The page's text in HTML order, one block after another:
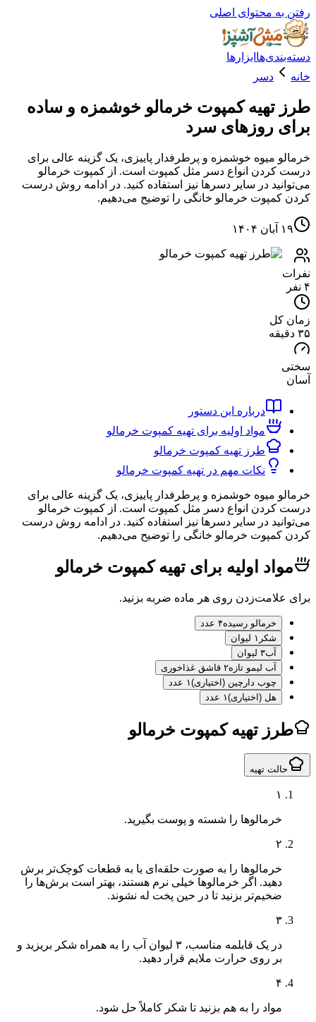
محتوای اصلی
ابزارها
دسر
کمپوت خرمالو خوشمزه و ساده
روزهای سرد
میوه خوشمزه و پرطرفدار پاییزی، یک گزینه عالی برای
انواع دسر مثل کمپوت است. از کمپوت خرمالو
در سایر دسرها نیز استفاده کنید. در ادامه روش درست
خرمالو خانگی را توضیح می‌دهیم.
درباره این دستور
مواد اولیه برای تهیه کمپوت خرمالو
طرز تهیه کمپوت خرمالو
نکات مهم در تهیه کمپوت خرمالو
میوه خوشمزه و پرطرفدار پاییزی، یک گزینه عالی برای
انواع دسر مثل کمپوت است. از کمپوت خرمالو
در سایر دسرها نیز استفاده کنید. در ادامه روش درست
خرمالو خانگی را توضیح می‌دهیم.
اولیه برای تهیه کمپوت خرمالو
روی هر ماده ضربه بزنید.
خرمالو رسیده۴ عدد
شکر۱ لیوان
آب لیمو تازه ۲ قاشق غذاخوری
چوب دارچین (اختیاری) ۱ عدد
هل (اختیاری) ۱ عدد
تهیه کمپوت خرمالو
تهیه
خرمالوها را شسته و پوست بگیرید.
خرمالوها را به صورت حلقه‌ای یا به قطعات کوچک‌تر برش
دهید. اگر خرمالوها خیلی نرم هستند، بهتر است برش‌ها را
ضخیم‌تر بزنید تا در حین پخت له نشوند.
در یک قابلمه مناسب، ۳ لیوان آب را به همراه شکر بریزید و
بر روی حرارت ملایم قرار دهید.
مواد را به هم بزنید تا شکر کاملاً حل شود.